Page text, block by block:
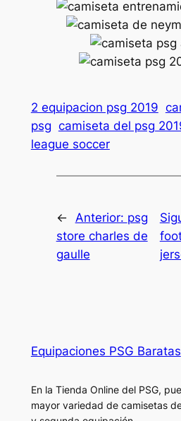
2 equipacion psg 2019
psg camiseta del psg
league soccer
← Anterior: psg
store charles de
gaulle
Equipaciones PSG Baratas
En la Tienda Online del PSG,
mayor variedad de camisetas